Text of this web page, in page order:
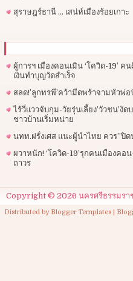
สุราษฎร์ธานี … เสน่ห์เมืองร้อยเกาะ
ผู้การฯ​ เมืองคอนเมิน ‘โควิด-19’
เงินทำบุญวัดสำเร็จ
สลด!’ลูกทรพี’คว้ามีดพร้าจามหัวพ่อ
ไร้วี่แววจับกุม-วัยรุ่นเลี้ยง’วัวชน’งั
ชาวบ้านเริ่มหน่าย
นทท.ฝรั่งเศส แนะผู้นำไทย ควร”ปิด
ผวาหนัก! ‘โควิด-19’รุกคนเมืองค
ถาวร
Copyright © 2026 นครศรีธรรมรา
Distributed by Blogger Templates |